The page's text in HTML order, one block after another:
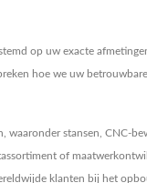
op uw exacte
hoe we uw
stansen, CNC-
of
klanten bij het